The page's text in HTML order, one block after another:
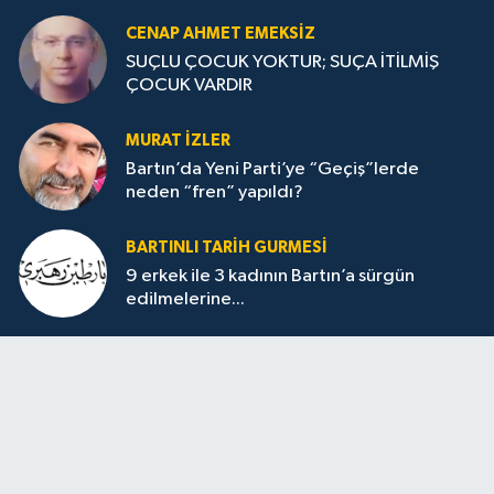
CENAP AHMET EMEKSİZ
SUÇLU ÇOCUK YOKTUR; SUÇA İTİLMİŞ
ÇOCUK VARDIR
MURAT İZLER
Bartın’da Yeni Parti’ye “Geçiş”lerde
neden “fren” yapıldı?
BARTINLI TARIH GURMESI
9 erkek ile 3 kadının Bartın’a sürgün
edilmelerine...